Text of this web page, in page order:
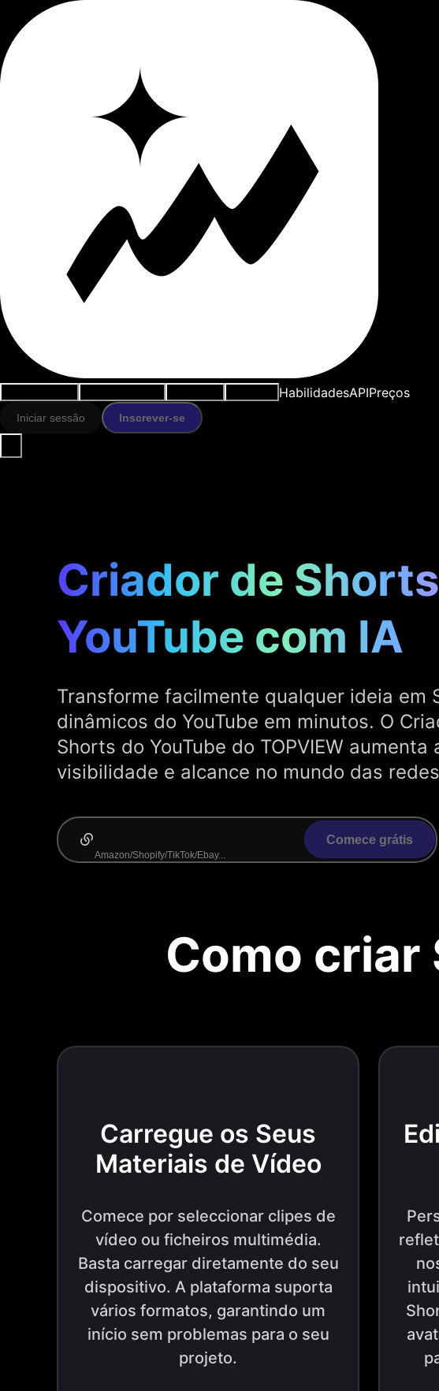
HabilidadesAPIPreços
Iniciar sessão Inscrever-se
Criador de
YouTube com IA
Transforme facilmente qualquer ideia em
dinâmicos do YouTube em minutos. O
Shorts do YouTube do TOPVIEW aumenta
visibilidade e alcance no mundo das
Comece grátis
Como criar
Carregue os Seus
Materiais de Vídeo
Comece por seleccionar clipes de
vídeo ou ficheiros multimédia.
Basta carregar diretamente do seu
dispositivo. A plataforma suporta
vários formatos, garantindo um
início sem problemas para o seu
projeto.